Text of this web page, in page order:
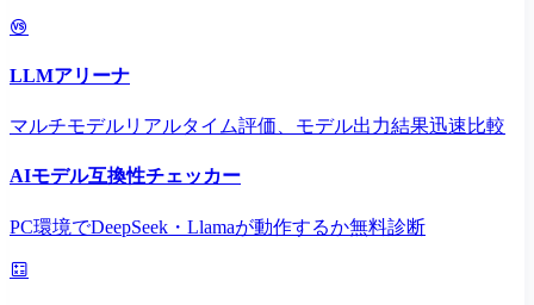
LLMアリーナ
マルチモデルリアルタイム評価、モデル出力結果迅速比較
AIモデル互換性チェッカー
PC環境でDeepSeek・Llamaが動作するか無料診断